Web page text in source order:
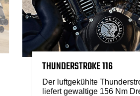
THUNDERSTROKE 116
Der luftgekühlte
liefert gewaltige 156 Nm